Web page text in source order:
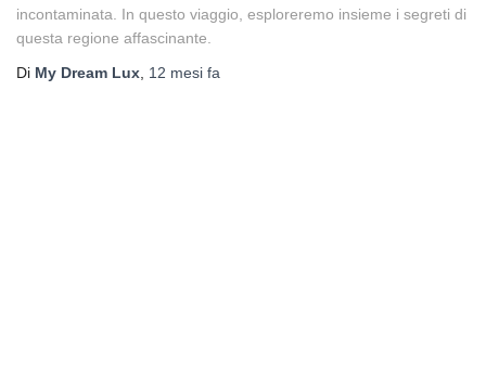
incontaminata. In questo viaggio, esploreremo insieme i segreti di
questa regione affascinante.
Di My Dream Lux 12 mesi fa